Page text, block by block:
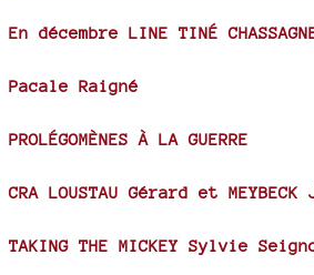
En décembre LINE TINÉ
Pacale Raigné
PROLÉGOMÈNES À LA GUERRE
CRA LOUSTAU Gérard et
TAKING THE MICKEY Sylvie